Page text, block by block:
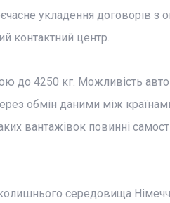
укладення договорів з
контактний центр.
до 4250 кг. Можливість
обмін даними між
вантажівок повинні
середовища